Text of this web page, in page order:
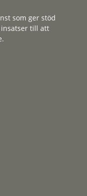
som ger stöd
till att